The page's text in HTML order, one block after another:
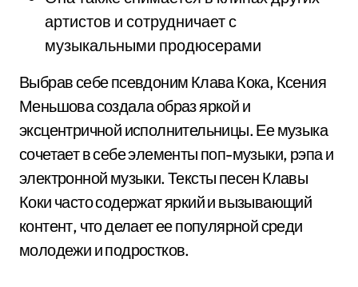
артистов и сотрудничает с
музыкальными продюсерами
Выбрав себе псевдоним Клава Кока, Ксения
Меньшова создала образ яркой и
эксцентричной исполнительницы. Ее музыка
сочетает в себе элементы поп-музыки, рэпа и
электронной музыки. Тексты песен Клавы
Коки часто содержат яркий и вызывающий
контент, что делает ее популярной среди
молодежи и подростков.